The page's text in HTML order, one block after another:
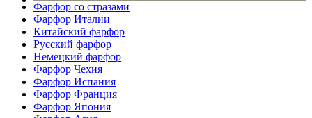
Фарфор со стразами
Фарфор Италии
Китайский фарфор
Русский фарфор
Немецкий фарфор
Фарфор Чехия
Фарфор Испания
Фарфор Франция
Фарфор Япония